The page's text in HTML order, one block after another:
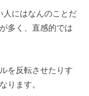
人にはなんのことだ
多く、直感的では
を反転させたりす
ります。